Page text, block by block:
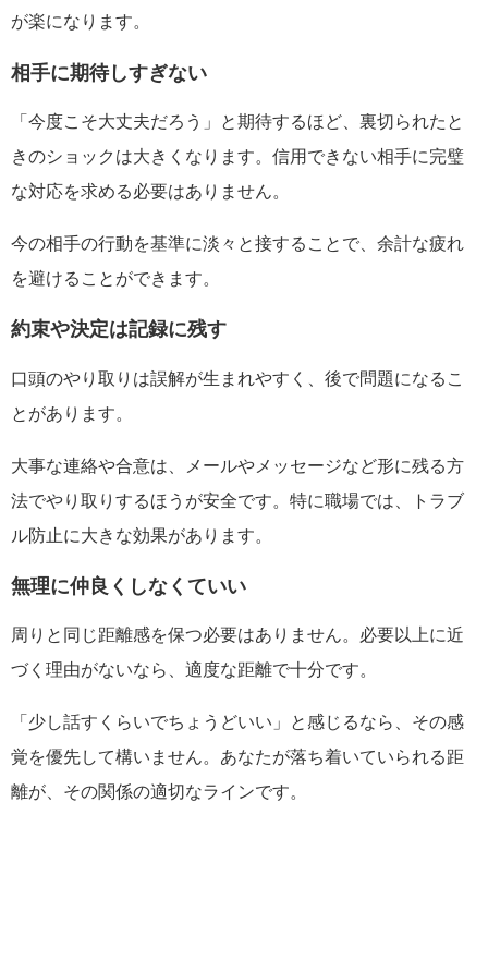
が楽になります。
相手に期待しすぎない
「今度こそ大丈夫だろう」と期待するほど、裏切られたと
きのショックは大きくなります。信用できない相手に完璧
な対応を求める必要はありません。
今の相手の行動を基準に淡々と接することで、余計な疲れ
を避けることができます。
約束や決定は記録に残す
口頭のやり取りは誤解が生まれやすく、後で問題になるこ
とがあります。
大事な連絡や合意は、メールやメッセージなど形に残る方
法でやり取りするほうが安全です。特に職場では、トラブ
ル防止に大きな効果があります。
無理に仲良くしなくていい
周りと同じ距離感を保つ必要はありません。必要以上に近
づく理由がないなら、適度な距離で十分です。
「少し話すくらいでちょうどいい」と感じるなら、その感
覚を優先して構いません。あなたが落ち着いていられる距
離が、その関係の適切なラインです。